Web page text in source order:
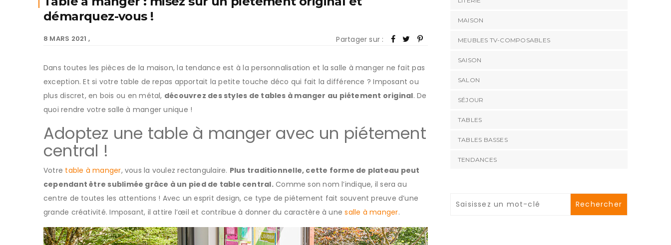
démarquez-vous !
8 MARS 2021 Partager sur :
Dans toutes les pièces de la maison, la tendance est à la personnalisation et la salle à manger ne fait pas
exception. Et si votre table de repas apportait la petite touche déco qui fait la différence ? Imposant ou
plus discret, en bois ou en métal, découvrez des styles de tables à manger au piétement original. De
quoi rendre votre salle à manger unique !
Adoptez une table à manger avec un piétement
central !
Votre table à manger, vous la voulez rectangulaire. Plus traditionnelle, cette forme de plateau peut
cependant être sublimée grâce à un pied de table central.Comme son nom l’indique, il sera au
centre de toutes les attentions ! Avec un esprit design, ce type de piétement fait souvent preuve d’une
grande créativité. Imposant, il attire l’œil et contribue à donner du caractère à unesalle à manger.
MAISON
MEUBLES TV-COMPOSABLES
SAISON
SALON
SÉJOUR
TABLES
TABLES BASSES
TENDANCES